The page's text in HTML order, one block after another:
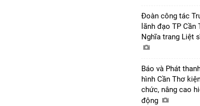
Đoàn công tác
lãnh đạo TP Cần
Nghĩa trang Liệt
Báo và Phát
hình Cần Thơ
chức, nâng cao
động